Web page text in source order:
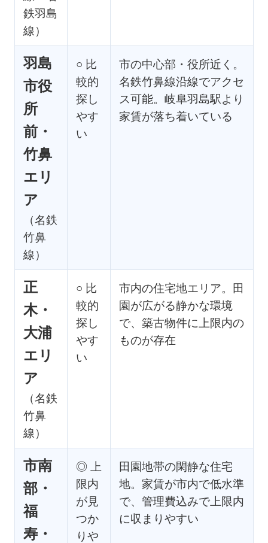
鉄羽島
線）
羽島
市役
所
前・
竹鼻
エリ
ア
（名鉄
竹鼻
線）
○ 比
較的
探し
やす
い
市の中心部・役所近く。
名鉄竹鼻線沿線でアクセ
ス可能。岐阜羽島駅より
家賃が落ち着いている
正
木・
大浦
エリ
ア
（名鉄
竹鼻
線）
○ 比
較的
探し
やす
い
市内の住宅地エリア。田
園が広がる静かな環境
で、築古物件に上限内の
ものが存在
市南
部・
福
寿・
◎ 上
限内
が見
つか
りや
田園地帯の閑静な住宅
地。家賃が市内で低水準
で、管理費込みで上限内
に収まりやすい